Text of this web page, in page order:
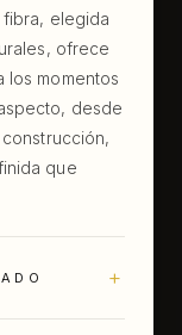
fibra, elegida
ofrece
los momentos
desde
que
+